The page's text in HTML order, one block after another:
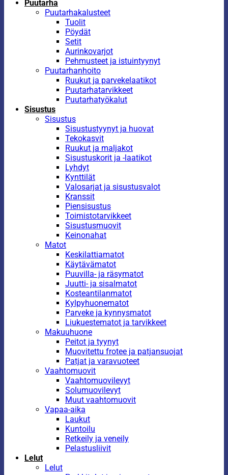
Puutarha
Puutarhakalusteet
Tuolit
Pöydät
Setit
Aurinkovarjot
Pehmusteet ja istuintyynyt
Puutarhanhoito
Ruukut ja parvekelaatikot
Puutarhatarvikkeet
Puutarhatyökalut
Sisustus
Sisustus
Sisustustyynyt ja huovat
Tekokasvit
Ruukut ja maljakot
Sisustuskorit ja -laatikot
Lyhdyt
Kynttilät
Valosarjat ja sisustusvalot
Kranssit
Piensisustus
Toimistotarvikkeet
Sisustusmuovit
Keinonahat
Matot
Keskilattiamatot
Käytävämatot
Puuvilla- ja räsymatot
Juutti- ja sisalmatot
Kosteantilanmatot
Kylpyhuonematot
Parveke ja kynnysmatot
Liukuestematot ja tarvikkeet
Makuuhuone
Peitot ja tyynyt
Muovitettu frotee ja patjansuojat
Patjat ja varavuoteet
Vaahtomuovit
Vaahtomuovilevyt
Solumuovilevyt
Muut vaahtomuovit
Vapaa-aika
Laukut
Kuntoilu
Retkeily ja veneily
Pelastusliivit
Lelut
Lelut